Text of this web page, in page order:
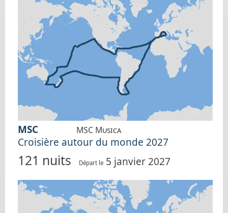
MSC MSC Musica
Croisière autour du monde 2027
121 nuits Départ le 5 janvier 2027